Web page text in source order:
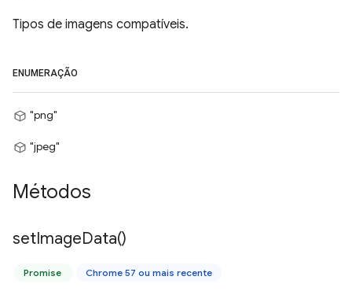
Tipos de imagens compatíveis.
ENUMERAÇÃO
"png"
"jpeg"
Métodos
setImageData()
Promise Chrome 57 ou mais recente